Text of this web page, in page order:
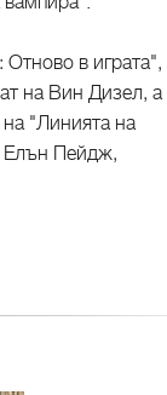
в играта",
на Вин Дизел, а
"Линията на
Елън Пейдж,